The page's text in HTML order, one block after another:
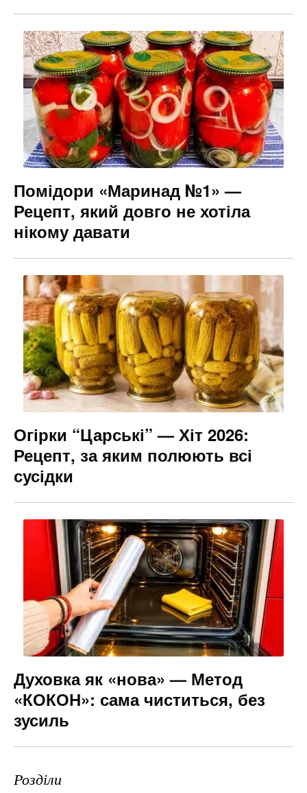
Помідори «Маринад №1» —
Рецепт, який довго не хотіла
нікому давати
Огірки “Царські” — Хіт 2026:
Рецепт, за яким полюють всі
сусідки
Духовка як «нова» — Метод
«КОКОН»: сама чиститься, без
зусиль
Розділи